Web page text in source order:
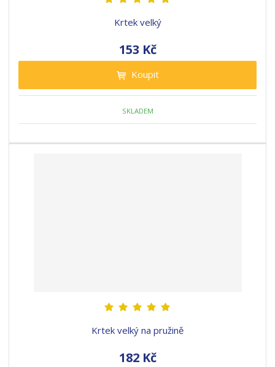
Krtek velký
153 Kč
Koupit
SKLADEM
Krtek velký na pružině
182 Kč